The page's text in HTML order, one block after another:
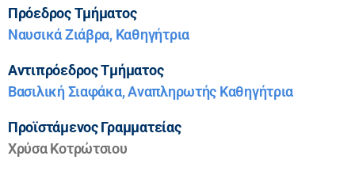
Πρόεδρος Τμήματος
Ναυσικά Ζιάβρα, Καθηγήτρια
Αντιπρόεδρος Τμήματος
Βασιλική Σιαφάκα, Αναπληρωτής Καθηγήτρια
Προϊστάμενος Γραμματείας
Χρύσα Κοτρώτσιου